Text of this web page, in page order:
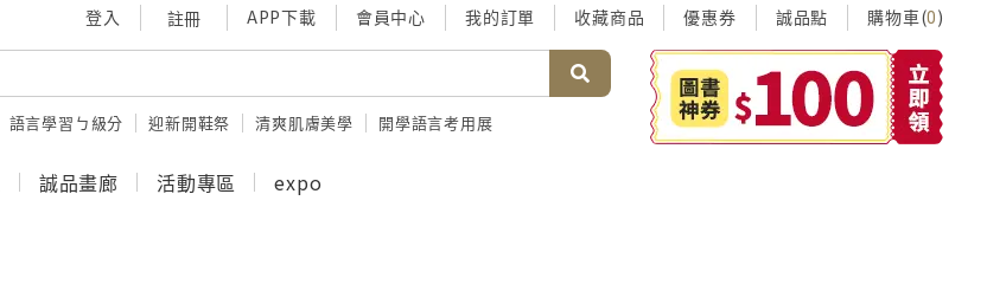
登入 註冊 APP下載 會員中心 我的訂單 收藏商品 優惠券 誠品點 購物車(0)
語言學習ㄅ級分 迎新開鞋祭 清爽肌膚美學 開學語言考用展
誠品畫廊 活動專區 expo